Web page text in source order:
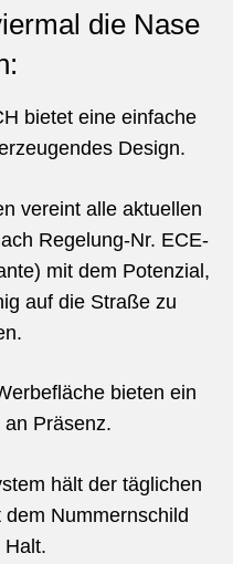
die Nase
bietet eine einfache
Design.
vereint alle aktuellen
Regelung-Nr. ECE-
mit dem Potenzial,
auf die Straße zu
bieten ein
Präsenz.
hält der täglichen
Nummernschild
Halt.